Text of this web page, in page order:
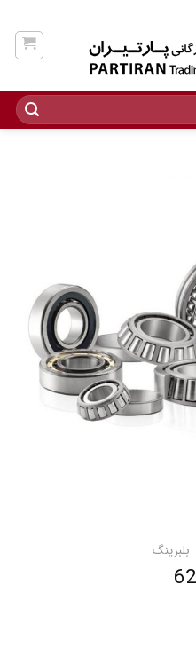
بلبرینگ